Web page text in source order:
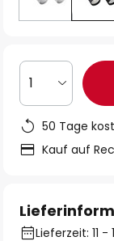
1
50 Tage
Kauf auf
Lieferzeit: 11